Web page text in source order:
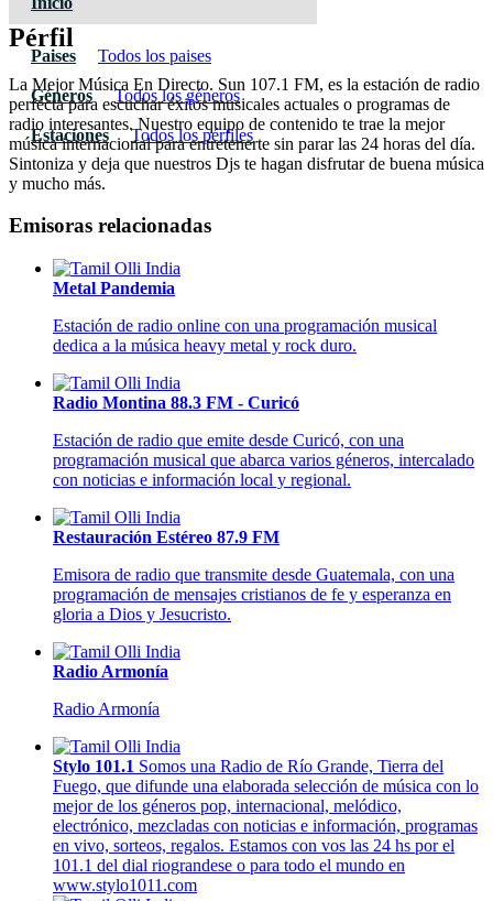
Paises Todos los paises
Géneros Todos los géneros
Estaciones Todos los pérfiles
Pérfil
La Mejor Música En Directo. Sun 107.1 FM, es la estación de radio
perfecta para escuchar éxitos musicales actuales o programas de
radio interesantes. Nuestro equipo de contenido te trae la mejor
música internacional para entretenerte sin parar las 24 horas del día.
Sintoniza y deja que nuestros Djs te hagan disfrutar de buena música
y mucho más.
Emisoras relacionadas
Metal Pandemia
Estación de radio online con una programación musical
dedica a la música heavy metal y rock duro.
Radio Montina 88.3 FM - Curicó
Estación de radio que emite desde Curicó, con una
programación musical que abarca varios géneros, intercalado
con noticias e información local y regional.
Restauración Estéreo 87.9 FM
Emisora de radio que transmite desde Guatemala, con una
programación de mensajes cristianos de fe y esperanza en
gloria a Dios y Jesucristo.
Radio Armonía
Radio Armonía
Stylo 101.1 Somos una Radio de Río Grande, Tierra del
Fuego, que difunde una elaborada selección de música con lo
mejor de los géneros pop, internacional, melódico,
electrónico, mezcladas con noticias e información, programas
en vivo, sorteos, regalos. Estamos con vos las 24 hs por el
101.1 del dial riograndese o para todo el mundo en
www.stylo1011.com